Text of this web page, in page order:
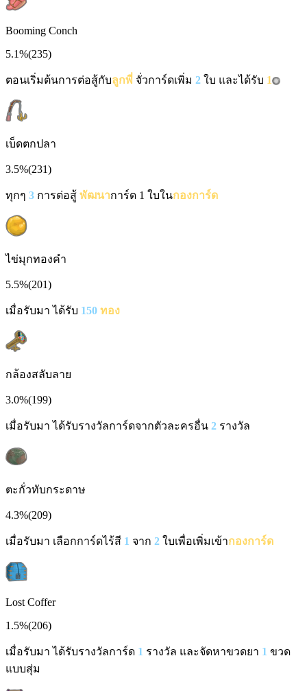
Booming Conch
5.1%(235)
ตอนเริ่มต้นการต่อสู้กับลูกพี่ จั่วการ์ดเพิ่ม 2 ใบ และได้รับ 1
เบ็ดตกปลา
3.5%(231)
ทุกๆ 3 การต่อสู้ พัฒนาการ์ด 1 ใบในกองการ์ด
ไข่มุกทองคำ
5.5%(201)
เมื่อรับมา ได้รับ 150 ทอง
กล้องสลับลาย
3.0%(199)
เมื่อรับมา ได้รับรางวัลการ์ดจากตัวละครอื่น 2 รางวัล
ตะกั่วทับกระดาษ
4.3%(209)
เมื่อรับมา เลือกการ์ดไร้สี 1 จาก 2 ใบเพื่อเพิ่มเข้ากองการ์ด
Lost Coffer
1.5%(206)
เมื่อรับมา ได้รับรางวัลการ์ด 1 รางวัล และจัดหาขวดยา 1 ขวด
แบบสุ่ม